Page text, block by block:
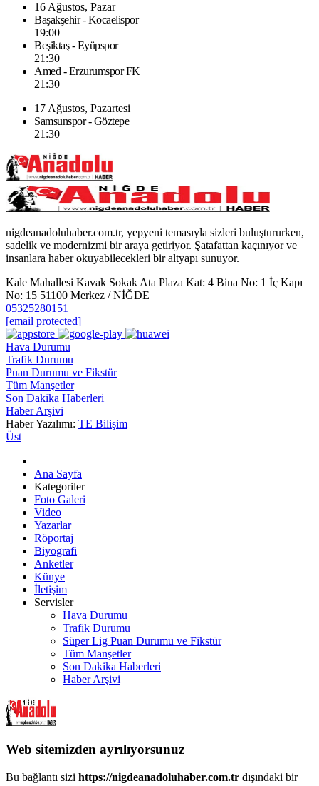
16 Ağustos, Pazar
Başakşehir - Kocaelispor
19:00
Beşiktaş - Eyüpspor
21:30
Amed - Erzurumspor FK
21:30
17 Ağustos, Pazartesi
Samsunspor - Göztepe
21:30
nigdeanadoluhaber.com.tr, yepyeni temasıyla sizleri buluştururken,
sadelik ve modernizmi bir araya getiriyor. Şatafattan kaçınıyor ve
insanlara haber okuyabilecekleri bir altyapı sunuyor.
Kale Mahallesi Kavak Sokak Ata Plaza Kat: 4 Bina No: 1 İç Kapı
No: 15 51100 Merkez / NİĞDE
05325280151
[email protected]
Hava Durumu
Trafik Durumu
Puan Durumu ve Fikstür
Tüm Manşetler
Son Dakika Haberleri
Haber Arşivi
Haber Yazılımı: TE Bilişim
Üst
Ana Sayfa
Kategoriler
Foto Galeri
Video
Yazarlar
Röportaj
Biyografi
Anketler
Künye
İletişim
Servisler
Hava Durumu
Trafik Durumu
Süper Lig Puan Durumu ve Fikstür
Tüm Manşetler
Son Dakika Haberleri
Haber Arşivi
Web sitemizden ayrılıyorsunuz
Bu bağlantı sizi https://nigdeanadoluhaber.com.tr dışındaki bir